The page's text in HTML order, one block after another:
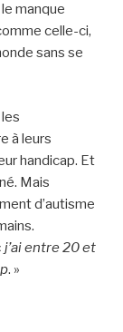
manque
celle-ci,
sans se
à leurs
handicap. Et
Mais
d’autisme
j’ai entre 20 et
. »